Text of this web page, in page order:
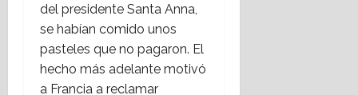
del presidente Santa Anna,
se habían comido unos
pasteles que no pagaron. El
hecho más adelante motivó
a Francia a reclamar